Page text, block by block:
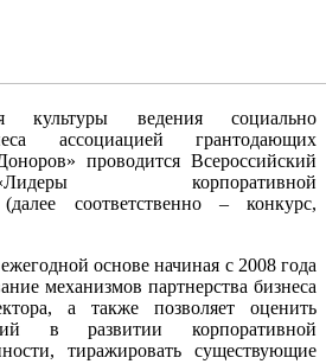
культуры ведения социально
ассоциацией грантодающих
проводится Всероссийский
корпоративной
(далее соответственно – конкурс,
основе начиная с 2008 года
механизмов партнерства бизнеса
а также позволяет оценить
в развитии корпоративной
тиражировать существующие